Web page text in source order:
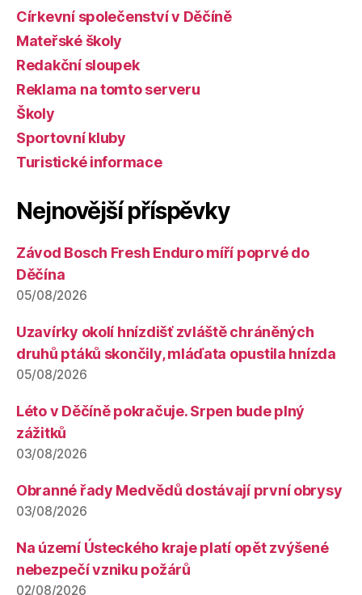
Církevní společenství v Děčíně
Mateřské školy
Redakční sloupek
Reklama na tomto serveru
Školy
Sportovní kluby
Turistické informace
Nejnovější příspěvky
Závod Bosch Fresh Enduro míří poprvé do
Děčína
05/08/2026
Uzavírky okolí hnízdišť zvláště chráněných
druhů ptáků skončily, mláďata opustila hnízda
05/08/2026
Léto v Děčíně pokračuje. Srpen bude plný
zážitků
03/08/2026
Obranné řady Medvědů dostávají první obrysy
03/08/2026
Na území Ústeckého kraje platí opět zvýšené
nebezpečí vzniku požárů
02/08/2026